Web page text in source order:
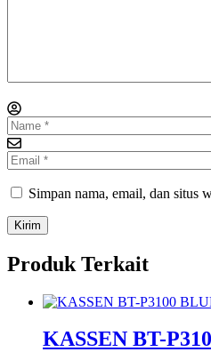
Simpan nama, email, dan situs
Produk Terkait
KASSEN BT-